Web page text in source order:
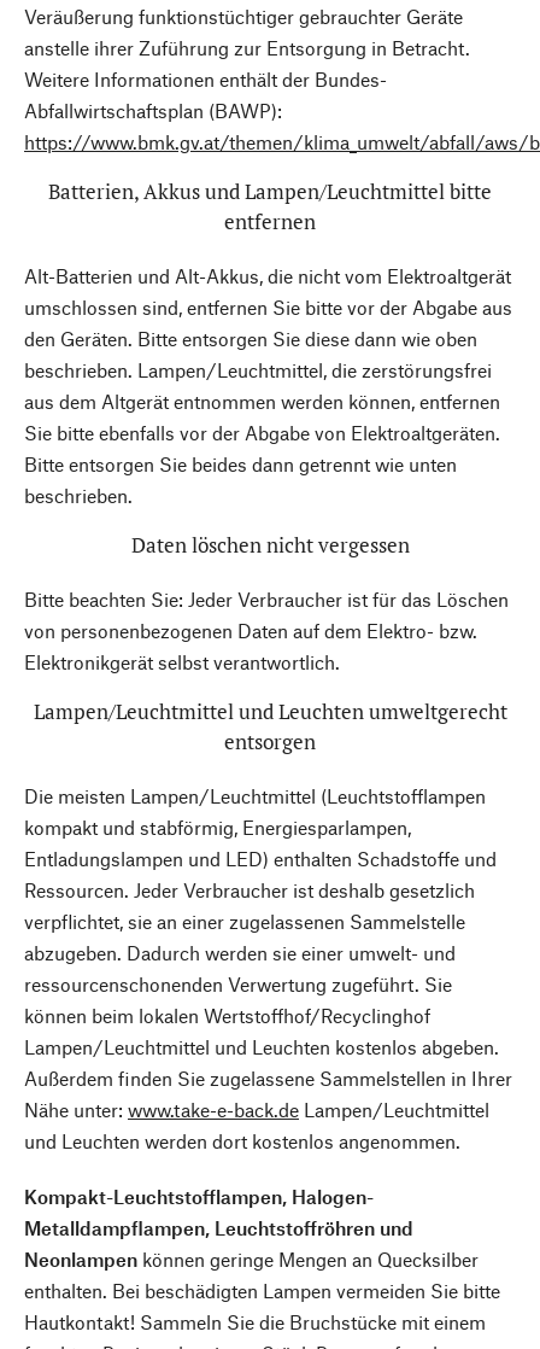
Veräußerung funktionstüchtiger gebrauchter Geräte
anstelle ihrer Zuführung zur Entsorgung in Betracht.
Weitere Informationen enthält der Bundes-
Abfallwirtschaftsplan (BAWP):
https://www.bmk.gv.at/themen/klima_umwelt/abfall/aws/
Batterien, Akkus und Lampen/Leuchtmittel bitte
entfernen
Alt-Batterien und Alt-Akkus, die nicht vom Elektroaltgerät
umschlossen sind, entfernen Sie bitte vor der Abgabe aus
den Geräten. Bitte entsorgen Sie diese dann wie oben
beschrieben. Lampen/Leuchtmittel, die zerstörungsfrei
aus dem Altgerät entnommen werden können, entfernen
Sie bitte ebenfalls vor der Abgabe von Elektroaltgeräten.
Bitte entsorgen Sie beides dann getrennt wie unten
beschrieben.
Daten löschen nicht vergessen
Bitte beachten Sie: Jeder Verbraucher ist für das Löschen
von personenbezogenen Daten auf dem Elektro- bzw.
Elektronikgerät selbst verantwortlich.
Lampen/Leuchtmittel und Leuchten umweltgerecht
entsorgen
Die meisten Lampen/Leuchtmittel (Leuchtstofflampen
kompakt und stabförmig, Energiesparlampen,
Entladungslampen und LED) enthalten Schadstoffe und
Ressourcen. Jeder Verbraucher ist deshalb gesetzlich
verpflichtet, sie an einer zugelassenen Sammelstelle
abzugeben. Dadurch werden sie einer umwelt- und
ressourcenschonenden Verwertung zugeführt. Sie
können beim lokalen Wertstoffhof/Recyclinghof
Lampen/Leuchtmittel und Leuchten kostenlos abgeben.
Außerdem finden Sie zugelassene Sammelstellen in Ihrer
Nähe unter: www.take-e-back.de Lampen/Leuchtmittel
und Leuchten werden dort kostenlos angenommen.
Kompakt-Leuchtstofflampen, Halogen-
Metalldampflampen, Leuchtstoffröhren und
Neonlampen können geringe Mengen an Quecksilber
enthalten. Bei beschädigten Lampen vermeiden Sie bitte
Hautkontakt! Sammeln Sie die Bruchstücke mit einem